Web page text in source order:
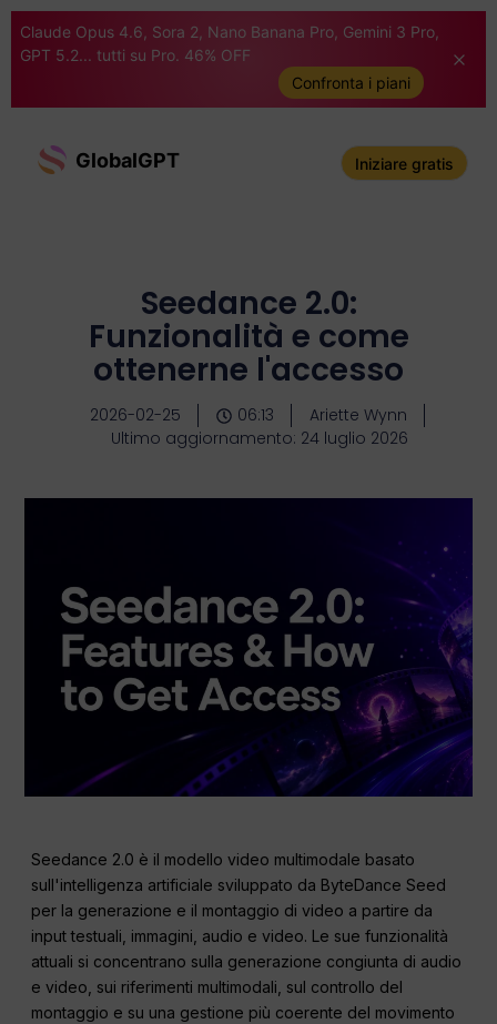
Claude Opus 4.6, Sora 2, Nano Banana Pro, Gemini 3 Pro,
GPT 5.2... tutti su Pro. 46% OFF
Confronta i piani
GlobalGPT Iniziare gratis
Seedance 2.0:
Funzionalità e come
ottenerne l'accesso
2026-02-25 06:13
Ariette Wynn
Ultimo aggiornamento: 24 luglio 2026
Seedance 2.0 è il modello video multimodale basato
sull'intelligenza artificiale sviluppato da ByteDance Seed
per la generazione e il montaggio di video a partire da
input testuali, immagini, audio e video. Le sue funzionalità
attuali si concentrano sulla generazione congiunta di audio
e video, sui riferimenti multimodali, sul controllo del
montaggio e su una gestione più coerente del movimento